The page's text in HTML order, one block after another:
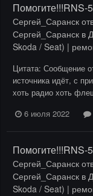
Помогите!!!RNS-
Сергей_Саранск
Сергей_Саранск в
Skoda / Seat) |
Цитата: Сообщение
источника идёт, с
хоть радио хоть
6 июля 2022
Помогите!!!RNS-
Сергей_Саранск
Сергей_Саранск в
Skoda / Seat) |